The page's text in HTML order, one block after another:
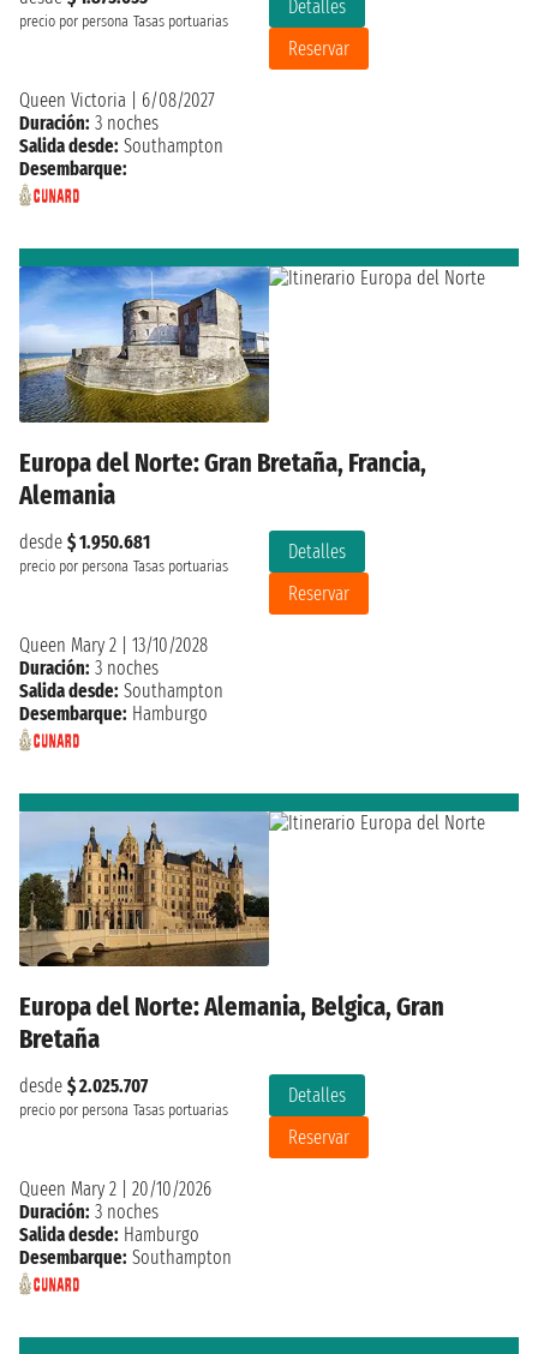
precio por persona Tasas portuarias
Detalles
Reservar
Queen Victoria
6/08/2027
Duración: 3 noches
Salida desde: Southampton
Desembarque:
Europa del Norte: Gran Bretaña, Francia,
Alemania
desde $ 1.950.681
precio por persona Tasas portuarias
Detalles
Reservar
Queen Mary 2
13/10/2028
Duración: 3 noches
Salida desde: Southampton
Desembarque: Hamburgo
Europa del Norte: Alemania, Belgica, Gran
Bretaña
desde $ 2.025.707
precio por persona Tasas portuarias
Detalles
Reservar
Queen Mary 2
20/10/2026
Duración: 3 noches
Salida desde: Hamburgo
Desembarque: Southampton